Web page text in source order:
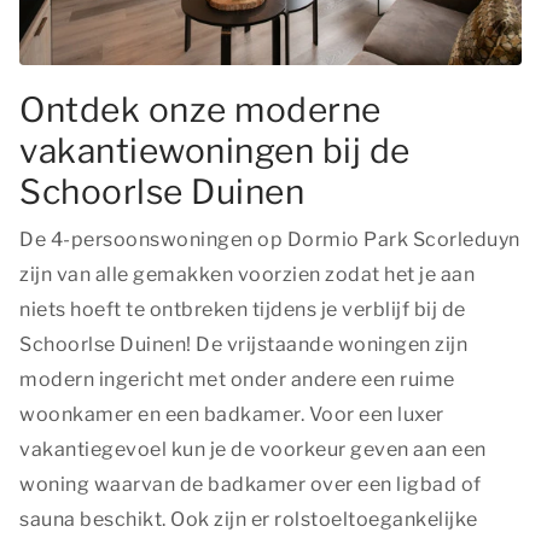
Ontdek onze moderne
vakantiewoningen bij de
Schoorlse Duinen
De 4-persoonswoningen op Dormio Park Scorleduyn
zijn van alle gemakken voorzien zodat het je aan
niets hoeft te ontbreken tijdens je verblijf bij de
Schoorlse Duinen! De vrijstaande woningen zijn
modern ingericht met onder andere een ruime
woonkamer en een badkamer. Voor een luxer
vakantiegevoel kun je de voorkeur geven aan een
woning waarvan de badkamer over een ligbad of
sauna beschikt. Ook zijn er rolstoeltoegankelijke